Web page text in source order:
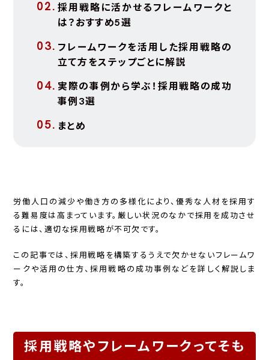
採用戦略に活かせるフレームワークと
は？おすすめ5選
フレームワークを活用した採用戦略の
立て方をステップごとに解説
実際の事例から学ぶ！採用戦略の成功
事例3選
まとめ
労働人口の減少や働き方の多様化により、優秀な人材を採用す
る難易度は高まっています。厳しい状況のなかで採用を成功させ
るには、適切な採用戦略が不可欠です。
この記事では、採用戦略を構築するうえで欠かせないフレームワ
ークや活用の仕方、採用戦略の成功事例などを詳しく解説しま
す。
採用戦略やフレームワークってそも